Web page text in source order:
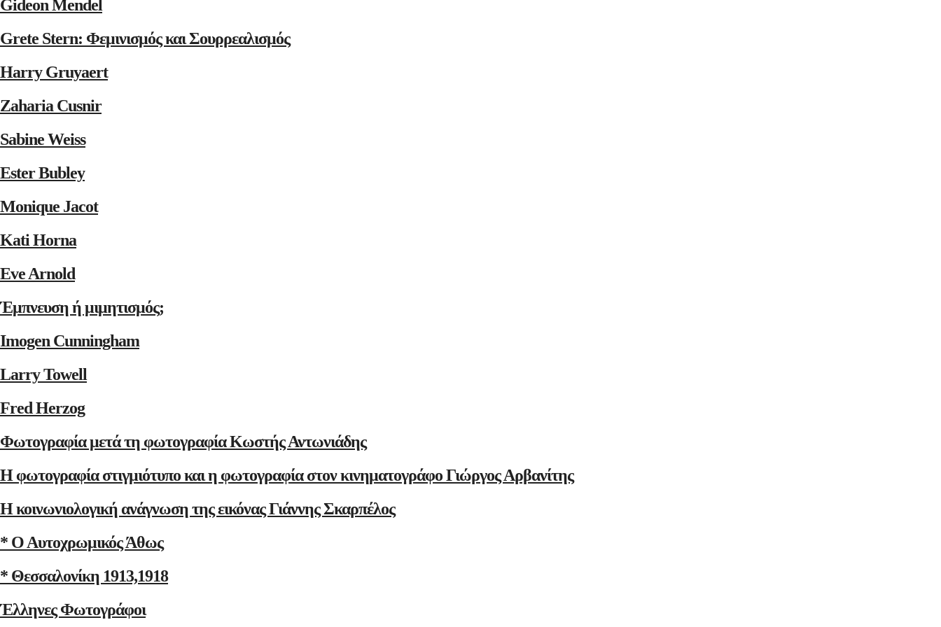
Gideon Mendel
Grete Stern: Φεμινισμός και Σουρρεαλισμός
Harry Gruyaert
Zaharia Cusnir
Sabine Weiss
Ester Bubley
Monique Jacot
Kati Horna
Eve Arnold
Έμπνευση ή μιμητισμός;
Imogen Cunningham
Larry Towell
Fred Herzog
Φωτογραφία μετά τη φωτογραφία Κωστής Αντωνιάδης
Η φωτογραφία στιγμιότυπο και η φωτογραφία στον κινηματογράφο Γιώργος Αρβανίτης
Η κοινωνιολογική ανάγνωση της εικόνας Γιάννης Σκαρπέλος
* Ο Αυτοχρωμικός Άθως
* Θεσσαλονίκη 1913,1918
Έλληνες Φωτογράφοι